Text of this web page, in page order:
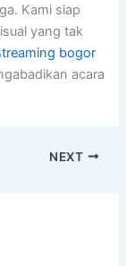
Kami siap
yang tak
bogor
acara
NEXT